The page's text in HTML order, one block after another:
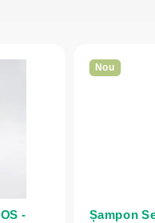
-
Nou
Șampon